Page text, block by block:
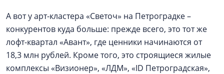
А вот у арт-кластера «Светоч» на Петроградке –
конкурентов куда больше: прежде всего, это тот же
лофт-квартал «Авант», где ценники начинаются от
18,3 млн рублей. Кроме того, это строящиеся жилые
комплексы «Визионер», «ЛДМ», «ID Петроградская»,